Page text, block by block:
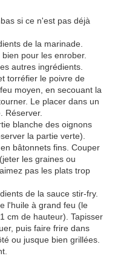
si ce n'est pas déjà
de la marinade.
pour les enrober.
autres ingrédients.
torréfier le poivre de
moyen, en secouant la
Le placer dans un
Réserver.
blanche des oignons
la partie verte).
bâtonnets fins. Couper
les graines ou
pas les plats trop
de la sauce stir-fry.
l'huile à grand feu (le
cm de hauteur). Tapisser
puis faire frire dans
ou jusque bien grillées.